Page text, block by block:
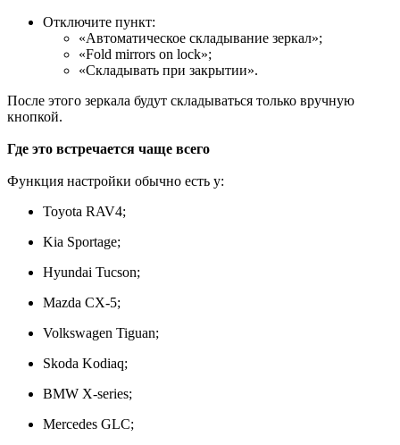
Отключите пункт:
«Автоматическое складывание зеркал»;
«Fold mirrors on lock»;
«Складывать при закрытии».
После этого зеркала будут складываться только вручную
кнопкой.
Где это встречается чаще всего
Функция настройки обычно есть у:
Toyota RAV4;
Kia Sportage;
Hyundai Tucson;
Mazda CX-5;
Volkswagen Tiguan;
Skoda Kodiaq;
BMW X-series;
Mercedes GLC;